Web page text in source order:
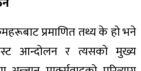
प्रमाणित तथ्य के हो भने
आन्दोलन र त्यसको मुख्य